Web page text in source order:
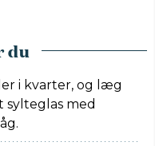
du
i kvarter, og læg
sylteglas med